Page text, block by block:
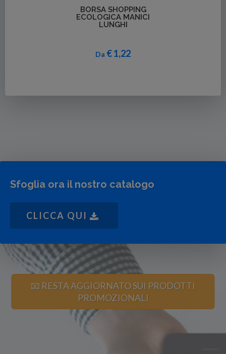
Dettagli
BORSA SHOPPING
ECOLOGICA MANICI
LUNGHI
Da € 1,22
Sfoglia ora il nostro catalogo
CLICCA QUI
📧 RESTA AGGIORNATO SUI PRODOTTI
PROMOZIONALI